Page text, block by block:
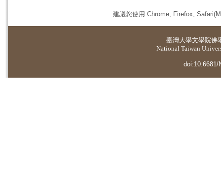
建議您使用 Chrome, Firefox,
臺灣大學文學院佛
National Taiwan
doi:10.6681/